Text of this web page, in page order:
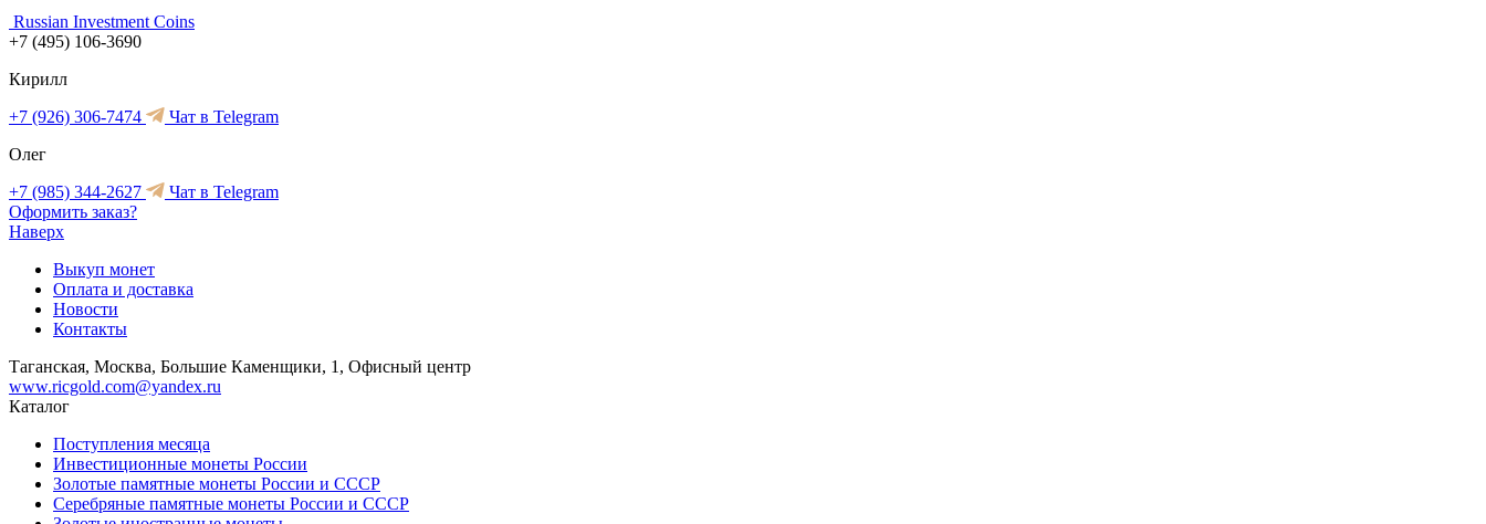
Russian Investment Coins
+7 (495) 106-3690
Кирилл
+7 (926) 306-7474
Чат в Telegram
Олег
+7 (985) 344-2627
Чат в Telegram
Оформить заказ?
Наверх
Выкуп монет
Оплата и доставка
Новости
Контакты
Таганская, Москва, Большие Каменщики, 1, Офисный центр
www.ricgold.com@yandex.ru
Каталог
Поступления месяца
Инвестиционные монеты России
Золотые памятные монеты России и СССР
Серебряные памятные монеты России и СССР